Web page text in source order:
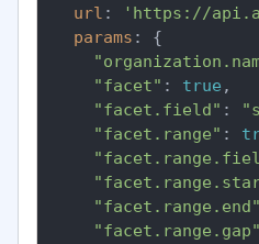
url :
'https://
params : {
"facet" : true ,
"facet.field" :
"facet.range" :
"facet.range.end"
"facet.range.gap"